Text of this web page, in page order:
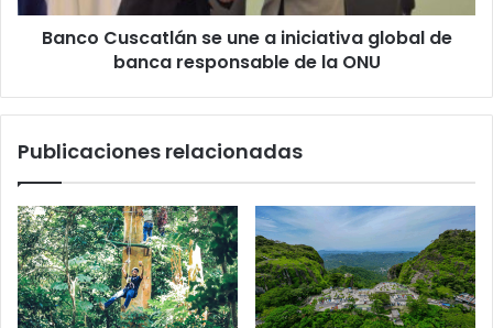
banca
responsable
Banco Cuscatlán se une a iniciativa global de
banca responsable de la ONU
Publicaciones relacionadas